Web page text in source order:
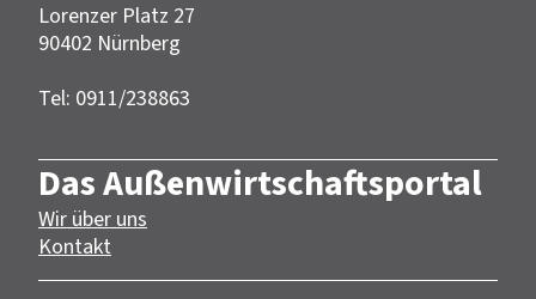
Lorenzer Platz 27
90402 Nürnberg‎‎
Tel: 0911/238863
Das Außenwirtschaftsportal
Wir über uns
Kontakt